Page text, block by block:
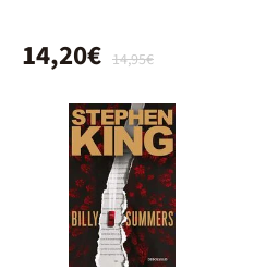
14,95€
14,20€